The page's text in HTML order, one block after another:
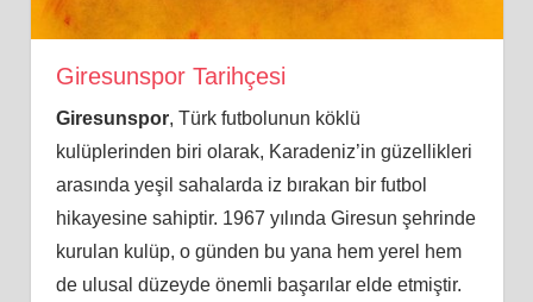
Giresunspor Tarihçesi
Giresunspor, Türk futbolunun köklü
kulüplerinden biri olarak, Karadeniz’in güzellikleri
arasında yeşil sahalarda iz bırakan bir futbol
hikayesine sahiptir. 1967 yılında Giresun şehrinde
kurulan kulüp, o günden bu yana hem yerel hem
de ulusal düzeyde önemli başarılar elde etmiştir.